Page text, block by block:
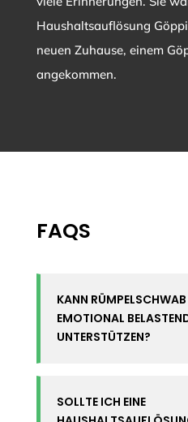
Haushaltsauflösung
neuen Zuhause, einem
angekommen.
FAQS
KANN
EMOTIONAL
UNTERSTÜTZEN?
SOLLTE ICH EINE